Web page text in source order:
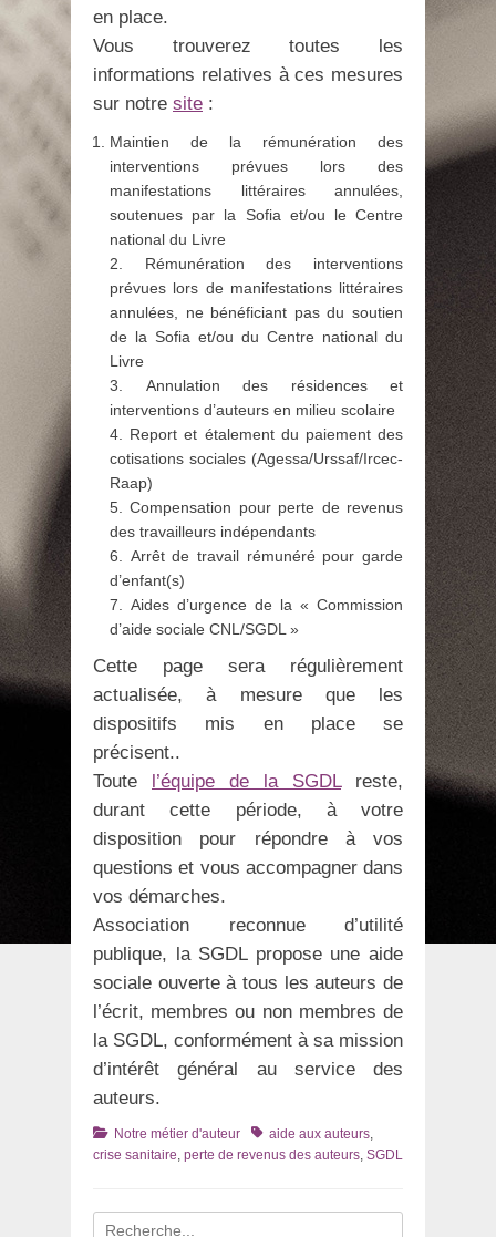
en place.
Vous trouverez toutes les
informations relatives à ces mesures
sur notre site :
Maintien de la rémunération des
interventions prévues lors des
manifestations littéraires annulées,
soutenues par la Sofia et/ou le Centre
national du Livre
2. Rémunération des interventions
prévues lors de manifestations littéraires
annulées, ne bénéficiant pas du soutien
de la Sofia et/ou du Centre national du
Livre
3. Annulation des résidences et
interventions d’auteurs en milieu scolaire
4. Report et étalement du paiement des
cotisations sociales (Agessa/Urssaf/Ircec-
Raap)
5. Compensation pour perte de revenus
des travailleurs indépendants
6. Arrêt de travail rémunéré pour garde
d’enfant(s)
7. Aides d’urgence de la « Commission
d’aide sociale CNL/SGDL »
Cette page sera régulièrement
actualisée, à mesure que les
dispositifs mis en place se
précisent..
Toute l’équipe de la SGDLreste,
durant cette période, à votre
disposition pour répondre à vos
questions et vous accompagner dans
vos démarches.
Association reconnue d’utilité
publique, la SGDL propose une aide
sociale ouverte à tous les auteurs de
l’écrit, membres ou non membres de
la SGDL, conformément à sa mission
d’intérêt général au service des
auteurs.
Catégories
Notre métier d'auteur Tagsaide aux auteurs,
crise sanitaire, perte de revenus des auteurs, SGDL
Recherche